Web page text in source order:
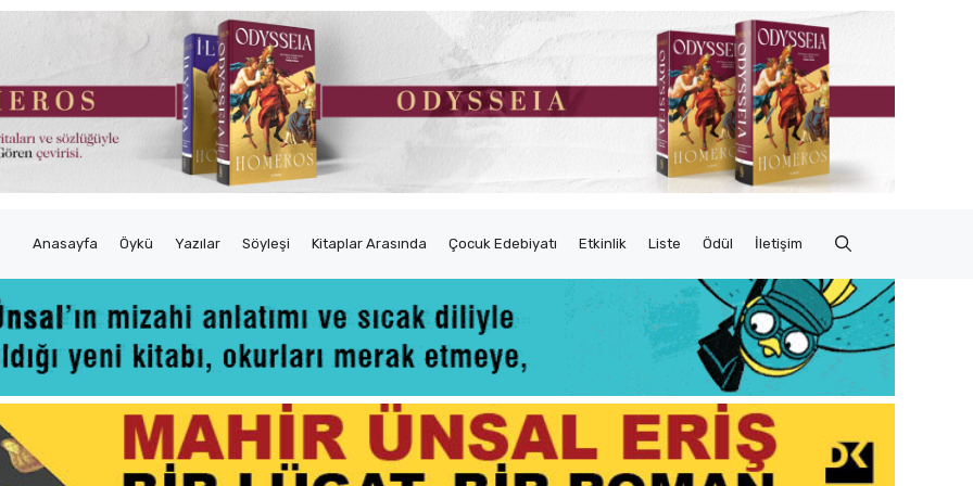
Anasayfa Öykü Yazılar Söyleşi Kitaplar Arasında Çocuk Edebiyatı Etkinlik Liste Ödül İletişim